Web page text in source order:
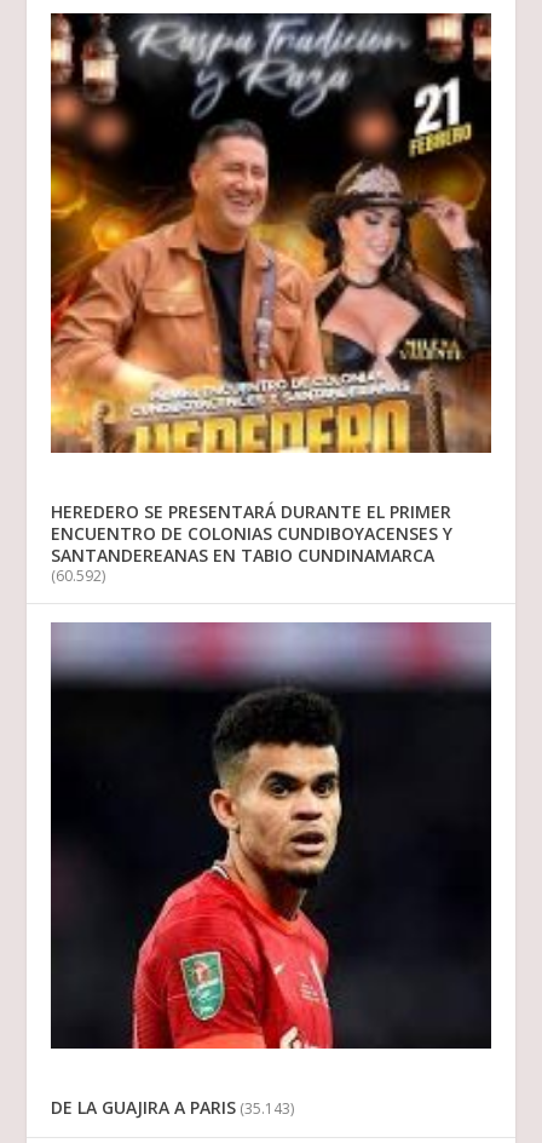
HEREDERO SE PRESENTARÁ DURANTE EL PRIMER
ENCUENTRO DE COLONIAS CUNDIBOYACENSES Y
SANTANDEREANAS EN TABIO CUNDINAMARCA
(60.592)
DE LA GUAJIRA A PARIS (35.143)